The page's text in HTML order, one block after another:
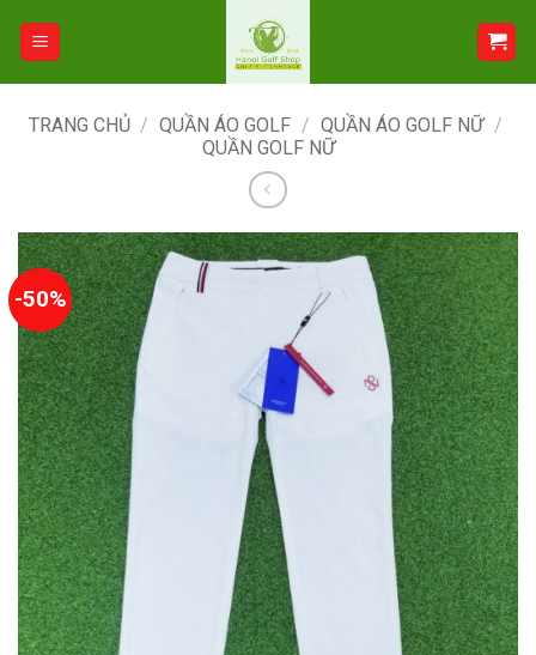
TRANG CHỦ / QUẦN ÁO GOLF / QUẦN ÁO GOLF NỮ /
QUẦN GOLF NỮ
-50%